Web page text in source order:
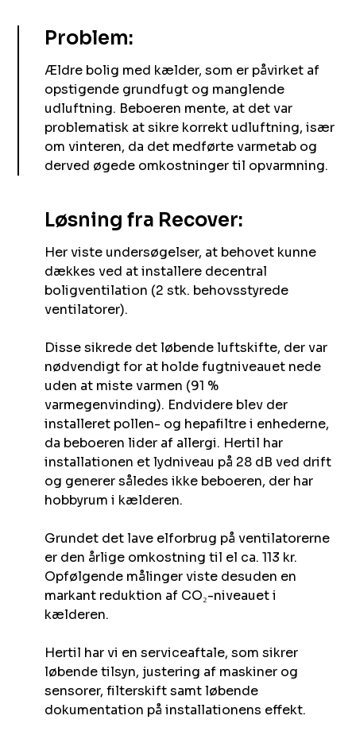
Problem:‌ ‍ ​‍​‍‌‍ ‌ ​‍‌‍‍‌‌‍‌ ‌‍‍‌‌‍ ‍​‍​‍​ ‍‍​‍​‍‌ ​ ‌‍​‌‌‍ ‍‌‍‍‌‌ ‌​‌ ‍‌​‍ ‍‌‍‍‌‌‍ ​‍​‍​‍ ​​‍​‍‌‍‍​‌ ​‍‌‍‌‌‌‍‌‍​‍​‍​ ‍‍​‍​‍​‍ ‌ ​ ‌ ‌​‌ ‌‌‌‍‌​‌‍‍‌‌‍ ​‍ ‌‍‍‌‌‍ ‍‌ ‌​‌‍‌‌‌‍ ‍‌ ‌​​‍ ‌‍‌‌‌‍‌​‌‍‍‌‌ ‌​​‍ ‌‍ ‌‌‍ ‌‍‌​‌‍‌‌​ ‌‌ ​​‌ ​‍‌‍‌‌‌ ​ ‌‍‌‌‌‍ ‍‌ ‌​‌‍​‌‌ ‌​‌‍‍‌‌‍ ‌‍ ‍​ ‍ ‌‍‍‌‌‍‌​​ ‌​ ‍‌​ ​‍‌‍​‍​ ​ ‌‍‌‌​ ‌ ​ ‌​​ ​‍​‍ ‌​ ​‍​ ​‌​ ​‌​ ‌ ​‍ ‌​ ‌​​ ‌‌​ ‌‌‌‍‌​​‍ ‌​ ‍​​ ‍​​ ‌‍‌‍​‌​‍ ‌‌‍‌‍‌‍‌​​ ​‌​ ‌‍​ ​ ​ ‍‌​ ‌‌‌‍​ ​ ‍‌‌‍‌‍​ ​​​ ‌‍​ ‍ ‌ ‌​‌ ‍‌‌ ​​‌‍‌‌​ ‌‌ ​ ‌‍‍‌‌ ‌​‌‍‌‌‌‌​​‌‍​‌‌‍‌ ‌‍‌‌​ ‍ ‌ ​​‌‍​‌‌ ‌​‌‍‍​​ ‌‌ ​​‌‍​‌‌‍‌ ‌‍‌‌‌​​‍‌ ‌‌‌‍‍‌‌‍ ​‌‍‌​‌‍‌‌‌ ​‍​‍‌‌​ ‌‌‌​​‍‌‌ ‌‍‍ ‌‍‌‌‌ ‍‌​‍‌‌​ ​ ‌​‌​​‍‌‌​ ​ ‌​‌​​‍‌‌​ ​‍​ ​‍​ ‌‍​ ‍​​ ‌‌​ ​ ​ ​‍​ ‌​​ ​ ‌‍​‌‌‍‌​​ ​​‌‍‌​​ ​​​‍‌‌​ ​‍​ ​‍​‍‌‌​ ‌‌‌​‌​​‍ ‍‌‍​ ‌‍ ‌‍ ‍‌ ‌​‌‍‌‌‌‍ ‍‌ ‌​​‍‌‌​ ‌‌‌​​‍‌‌ ‌‍‍ ‌‍‌‌‌ ‍‌​‍‌‌​ ​ ‌​‌​​‍‌‌​ ​ ‌​‌​​‍‌‌​ ​‍​ ​‍​ ‍‌​ ‌​​ ‌‌​ ‍‌‌‍‌​​ ​ ‌‍‌​​ ‌ ‌‍​‌​ ‌‍‌‍​‌​ ​​​‍‌‌​ ​‍​ ​‍​‍‌‌​ ‌‌‌​‌​​‍ ‍‌‍​ ‌‍‍​‌‍‍‌‌‍ ​‌‍‌​‌ ​‍‌‍‌‌‌‍ ‍​‍‌‌​ ‌‌‌​​‍‌‌ ‌‍‍ ‌‍‌‌‌ ‍‌​‍‌‌​ ​ ‌​‌​​‍‌‌​ ​ ‌​‌​​‍‌‌​ ​‍​ ​‍‌‍​ ​ ​‍​ ‍​‌‍‌‍​ ‌‌​ ​‍​ ‌​​ ‍​​ ‌‍‌‍‌​​ ‌‌​ ‍‌​‍‌‌​ ​‍​ ​‍​‍‌‌​ ‌‌‌​‌​​‍ ‍‌ ‌​‌‍‌‌‌ ‍​‌ ‌​​ ‌‍​‍‌‍​‌‌ ​ ‌‍‌‌‌‌‌‌‌ ​‍‌‍ ​​ ‌​‍‌‌​ ​‍‌​‌‍‌ ​ ‌ ‌​‌ ‌‌‌‍‌​‌‍‍‌‌‍ ​‍‌‍‌‍‍‌‌‍‌​​ ‌​ ‍‌​ ​‍‌‍​‍​ ​ ‌‍‌‌​ ‌ ​ ‌​​ ​‍​‍ ‌​ ​‍​ ​‌​ ​‌​ ‌ ​‍ ‌​ ‌​​ ‌‌​ ‌‌‌‍‌​​‍ ‌​ ‍​​ ‍​​ ‌‍‌‍​‌​‍ ‌‌‍‌‍‌‍‌​​ ​‌​ ‌‍​ ​ ​ ‍‌​ ‌‌‌‍​ ​ ‍‌‌‍‌‍​ ​​​ ‌‍​‍‌‍‌ ‌​‌ ‍‌‌ ​​‌‍‌‌​ ‌‌ ​ ‌‍‍‌‌ ‌​‌‍‌‌‌‌​​‌‍​‌‌‍‌ ‌‍‌‌​‍‌‍‌ ​​‌‍​‌‌ ‌​‌‍‍​​ ‌‌ ​​‌‍​‌‌‍‌ ‌‍‌‌‌​​‍‌ ‌‌‌‍‍‌‌‍ ​‌‍‌​‌‍‌‌‌ ​‍​‍‌‌​ ‌‌‌​​‍‌‌ ‌‍‍ ‌‍‌‌‌ ‍‌​‍‌‌​ ​ ‌​‌​​‍‌‌​ ​ ‌​‌​​‍‌‌​ ​‍​ ​‍​ ‌‍​ ‍​​ ‌‌​ ​ ​ ​‍​ ‌​​ ​ ‌‍​‌‌‍‌​​ ​​‌‍‌​​ ​​​‍‌‌​ ​‍​ ​‍​‍‌‌​ ‌‌‌​‌​​‍ ‍‌‍​ ‌‍ ‌‍ ‍‌ ‌​‌‍‌‌‌‍ ‍‌ ‌​​‍‌‌​ ‌‌‌​​‍‌‌ ‌‍‍ ‌‍‌‌‌ ‍‌​‍‌‌​ ​ ‌​‌​​‍‌‌​ ​ ‌​‌​​‍‌‌​ ​‍​ ​‍​ ‍‌​ ‌​​ ‌‌​ ‍‌‌‍‌​​ ​ ‌‍‌​​ ‌ ‌‍​‌​ ‌‍‌‍​‌​ ​​​‍‌‌​ ​‍​ ​‍​‍‌‌​ ‌‌‌​‌​​‍ ‍‌‍​ ‌‍‍​‌‍‍‌‌‍ ​‌‍‌​‌ ​‍‌‍‌‌‌‍ ‍​‍‌‌​ ‌‌‌​​‍‌‌ ‌‍‍ ‌‍‌‌‌ ‍‌​‍‌‌​ ​ ‌​‌​​‍‌‌​ ​ ‌​‌​​‍‌‌​ ​‍​ ​‍‌‍​ ​ ​‍​ ‍​‌‍‌‍​ ‌‌​ ​‍​ ‌​​ ‍​​ ‌‍‌‍‌​​ ‌‌​ ‍‌​‍‌‌​ ​‍​ ​‍​‍‌‌​ ‌‌‌​‌​​‍ ‍‌ ‌​‌‍‌‌‌ ‍​‌ ‌​​‍‌‍‌ ​​‌‍‌‌‌ ​‍‌ ​ ‌ ​​‌‍‌‌‌‍​ ‌ ‌​‌‍‍‌‌ ‌‍‌‍‌‌​ ‌‌ ​​‌ ‌‌‌‍​‍‌‍ ​‌‍‍‌‌ ​ ‌‍‍​‌‍‌‌‌‍‌​​‍​‍‌ ‌ ‍ ​‍​‍‌‍ ‌ ​‍‌‍‍‌‌‍‌ ‌‍‍‌‌‍ ‍​‍​‍​ ‍‍​‍​‍‌ ​ ‌‍​‌‌‍ ‍‌‍‍‌‌ ‌​‌ ‍‌​‍ ‍‌‍‍‌‌‍ ​‍​‍​‍ ​​‍​‍‌‍‍​‌ ​‍‌‍‌‌‌‍‌‍​‍​‍​ ‍‍​‍​‍​‍ ‌ ​ ‌ ‌​‌ ‌‌‌‍‌​‌‍‍‌‌‍ ​‍ ‌‍‍‌‌‍ ‍‌ ‌​‌‍‌‌‌‍ ‍‌ ‌​​‍ ‌‍‌‌‌‍‌​‌‍‍‌‌ ‌​​‍ ‌‍ ‌‌‍ ‌‍‌​‌‍‌‌​ ‌‌ ​​‌ ​‍‌‍‌‌‌ ​ ‌‍‌‌‌‍ ‍‌ ‌​‌‍​‌‌ ‌​‌‍‍‌‌‍ ‌‍ ‍​ ‍ ‌‍‍‌‌‍‌​​ ‌​ ‍‌​ ​‍‌‍​‍​ ​ ‌‍‌‌​ ‌ ​ ‌​​ ​‍​‍ ‌​ ​‍​ ​‌​ ​‌​ ‌ ​‍ ‌​ ‌​​ ‌‌​ ‌‌‌‍‌​​‍ ‌​ ‍​​ ‍​​ ‌‍‌‍​‌​‍ ‌‌‍‌‍‌‍‌​​ ​‌​ ‌‍​ ​ ​ ‍‌​ ‌‌‌‍​ ​ ‍‌‌‍‌‍​ ​​​ ‌‍​ ‍ ‌ ‌​‌ ‍‌‌ ​​‌‍‌‌​ ‌‌ ​ ‌‍‍‌‌ ‌​‌‍‌‌‌‌​​‌‍​‌‌‍‌ ‌‍‌‌​ ‍ ‌ ​​‌‍​‌‌ ‌​‌‍‍​​ ‌‌ ​​‌‍​‌‌‍‌ ‌‍‌‌‌​​‍‌ ‌‌‌‍‍‌‌‍ ​‌‍‌​‌‍‌‌‌ ​‍​‍‌‌​ ‌‌‌​​‍‌‌ ‌‍‍ ‌‍‌‌‌ ‍‌​‍‌‌​ ​ ‌​‌​​‍‌‌​ ​ ‌​‌​​‍‌‌​ ​‍​ ​‍​ ‌‍​ ‍​​ ‌‌​ ​ ​ ​‍​ ‌​​ ​ ‌‍​‌‌‍‌​​ ​​‌‍‌​​ ​​​‍‌‌​ ​‍​ ​‍​‍‌‌​ ‌‌‌​‌​​‍ ‍‌‍​ ‌‍ ‌‍ ‍‌ ‌​‌‍‌‌‌‍ ‍‌ ‌​​‍‌‌​ ‌‌‌​​‍‌‌ ‌‍‍ ‌‍‌‌‌ ‍‌​‍‌‌​ ​ ‌​‌​​‍‌‌​ ​ ‌​‌​​‍‌‌​ ​‍​ ​‍​ ‍‌​ ‌​​ ‌‌​ ‍‌‌‍‌​​ ​ ‌‍‌​​ ‌ ‌‍​‌​ ‌‍‌‍​‌​ ​​​‍‌‌​ ​‍​ ​‍​‍‌‌​ ‌‌‌​‌​​‍ ‍‌‍​ ‌‍‍​‌‍‍‌‌‍ ​‌‍‌​‌ ​‍‌‍‌‌‌‍ ‍​‍‌‌​ ‌‌‌​​‍‌‌ ‌‍‍ ‌‍‌‌‌ ‍‌​‍‌‌​ ​ ‌​‌​​‍‌‌​ ​ ‌​‌​​‍‌‌​ ​‍​ ​‍‌‍​ ​ ​‍​ ‍​‌‍‌‍​ ‌‌​ ​‍​ ‌​​ ‍​​ ‌‍‌‍‌​​ ‌‌​ ‍‌​‍‌‌​ ​‍​ ​‍​‍‌‌​ ‌‌‌​‌​​‍ ‍‌ ‌​‌‍‌‌‌ ‍​‌ ‌​​ ‌‍​‍‌‍​‌‌ ​ ‌‍‌‌‌‌‌‌‌ ​‍‌‍ ​​ ‌​‍‌‌​ ​‍‌​‌‍‌ ​ ‌ ‌​‌ ‌‌‌‍‌​‌‍‍‌‌‍ ​‍‌‍‌‍‍‌‌‍‌​​ ‌​ ‍‌​ ​‍‌‍​‍​ ​ ‌‍‌‌​ ‌ ​ ‌​​ ​‍​‍ ‌​ ​‍​ ​‌​ ​‌​ ‌ ​‍ ‌​ ‌​​ ‌‌​ ‌‌‌‍‌​​‍ ‌​ ‍​​ ‍​​ ‌‍‌‍​‌​‍ ‌‌‍‌‍‌‍‌​​ ​‌​ ‌‍​ ​ ​ ‍‌​ ‌‌‌‍​ ​ ‍‌‌‍‌‍​ ​​​ ‌‍​‍‌‍‌ ‌​‌ ‍‌‌ ​​‌‍‌‌​ ‌‌ ​ ‌‍‍‌‌ ‌​‌‍‌‌‌‌​​‌‍​‌‌‍‌ ‌‍‌‌​‍‌‍‌ ​​‌‍​‌‌ ‌​‌‍‍​​ ‌‌ ​​‌‍​‌‌‍‌ ‌‍‌‌‌​​‍‌ ‌‌‌‍‍‌‌‍ ​‌‍‌​‌‍‌‌‌ ​‍​‍‌‌​ ‌‌‌​​‍‌‌ ‌‍‍ ‌‍‌‌‌ ‍‌​‍‌‌​ ​ ‌​‌​​‍‌‌​ ​ ‌​‌​​‍‌‌​ ​‍​ ​‍​ ‌‍​ ‍​​ ‌‌​ ​ ​ ​‍​ ‌​​ ​ ‌‍​‌‌‍‌​​ ​​‌‍‌​​ ​​​‍‌‌​ ​‍​ ​‍​‍‌‌​ ‌‌‌​‌​​‍ ‍‌‍​ ‌‍ ‌‍ ‍‌ ‌​‌‍‌‌‌‍ ‍‌ ‌​​‍‌‌​ ‌‌‌​​‍‌‌ ‌‍‍ ‌‍‌‌‌ ‍‌​‍‌‌​ ​ ‌​‌​​‍‌‌​ ​ ‌​‌​​‍‌‌​ ​‍​ ​‍​ ‍‌​ ‌​​ ‌‌​ ‍‌‌‍‌​​ ​ ‌‍‌​​ ‌ ‌‍​‌​ ‌‍‌‍​‌​ ​​​‍‌‌​ ​‍​ ​‍​‍‌‌​ ‌‌‌​‌​​‍ ‍‌‍​ ‌‍‍​‌‍‍‌‌‍ ​‌‍‌​‌ ​‍‌‍‌‌‌‍ ‍​‍‌‌​ ‌‌‌​​‍‌‌ ‌‍‍ ‌‍‌‌‌ ‍‌​‍‌‌​ ​ ‌​‌​​‍‌‌​ ​ ‌​‌​​‍‌‌​ ​‍​ ​‍‌‍​ ​ ​‍​ ‍​‌‍‌‍​ ‌‌​ ​‍​ ‌​​ ‍​​ ‌‍‌‍‌​​ ‌‌​ ‍‌​‍‌‌​ ​‍​ ​‍​‍‌‌​ ‌‌‌​‌​​‍ ‍‌ ‌​‌‍‌‌‌ ‍​‌ ‌​​‍‌‍‌ ​​‌‍‌‌‌ ​‍‌ ​ ‌ ​​‌‍‌‌‌‍​ ‌ ‌​‌‍‍‌‌ ‌‍‌‍‌‌​ ‌‌ ​​‌ ‌‌‌‍​‍‌‍ ​‌‍‍‌‌ ​ ‌‍‍​‌‍‌‌‌‍‌​​‍​‍‌ ‌
Ældre bolig med kælder, som er påvirket af
opstigende grundfugt og manglende
udluftning. Beboeren mente, at det var
problematisk at sikre korrekt udluftning, især
om vinteren, da det medførte varmetab og
derved øgede omkostninger til opvarmning.‌ ‍ ​‍​‍‌‍ ‌ ​‍‌‍‍‌‌‍‌ ‌‍‍‌‌‍ ‍​‍​‍​ ‍‍​‍​‍‌ ​ ‌‍​‌‌‍ ‍‌‍‍‌‌ ‌​‌ ‍‌​‍ ‍‌‍‍‌‌‍ ​‍​‍​‍ ​​‍​‍‌‍‍​‌ ​‍‌‍‌‌‌‍‌‍​‍​‍​ ‍‍​‍​‍​‍ ‌ ​ ‌ ‌​‌ ‌‌‌‍‌​‌‍‍‌‌‍ ​‍ ‌‍‍‌‌‍ ‍‌ ‌​‌‍‌‌‌‍ ‍‌ ‌​​‍ ‌‍‌‌‌‍‌​‌‍‍‌‌ ‌​​‍ ‌‍ ‌‌‍ ‌‍‌​‌‍‌‌​ ‌‌ ​​‌ ​‍‌‍‌‌‌ ​ ‌‍‌‌‌‍ ‍‌ ‌​‌‍​‌‌ ‌​‌‍‍‌‌‍ ‌‍ ‍​ ‍ ‌‍‍‌‌‍‌​​ ‌​ ‍‌​ ​‍‌‍​‍​ ​ ‌‍‌‌​ ‌ ​ ‌​​ ​‍​‍ ‌​ ​‍​ ​‌​ ​‌​ ‌ ​‍ ‌​ ‌​​ ‌‌​ ‌‌‌‍‌​​‍ ‌​ ‍​​ ‍​​ ‌‍‌‍​‌​‍ ‌‌‍‌‍‌‍‌​​ ​‌​ ‌‍​ ​ ​ ‍‌​ ‌‌‌‍​ ​ ‍‌‌‍‌‍​ ​​​ ‌‍​ ‍ ‌ ‌​‌ ‍‌‌ ​​‌‍‌‌​ ‌‌ ​ ‌‍‍‌‌ ‌​‌‍‌‌‌‌​​‌‍​‌‌‍‌ ‌‍‌‌​ ‍ ‌ ​​‌‍​‌‌ ‌​‌‍‍​​ ‌‌ ​​‌‍​‌‌‍‌ ‌‍‌‌‌​​‍‌ ‌‌‌‍‍‌‌‍ ​‌‍‌​‌‍‌‌‌ ​‍​‍‌‌​ ‌‌‌​​‍‌‌ ‌‍‍ ‌‍‌‌‌ ‍‌​‍‌‌​ ​ ‌​‌​​‍‌‌​ ​ ‌​‌​​‍‌‌​ ​‍​ ​‍​ ‌‍​ ‍​​ ‌‌​ ​ ​ ​‍​ ‌​​ ​ ‌‍​‌‌‍‌​​ ​​‌‍‌​​ ​​​‍‌‌​ ​‍​ ​‍​‍‌‌​ ‌‌‌​‌​​‍ ‍‌‍​ ‌‍ ‌‍ ‍‌ ‌​‌‍‌‌‌‍ ‍‌ ‌​​‍‌‌​ ‌‌‌​​‍‌‌ ‌‍‍ ‌‍‌‌‌ ‍‌​‍‌‌​ ​ ‌​‌​​‍‌‌​ ​ ‌​‌​​‍‌‌​ ​‍​ ​‍​ ‌​​ ‌ ‌‍​‍​ ‌​​ ‌‍​ ‍‌​ ‌‍‌‍​‌​ ​​‌‍‌​​ ‌ ​ ​‌​‍‌‌​ ​‍​ ​‍​‍‌‌​ ‌‌‌​‌​​‍ ‍‌‍​ ‌‍‍​‌‍‍‌‌‍ ​‌‍‌​‌ ​‍‌‍‌‌‌‍ ‍​‍‌‌​ ‌‌‌​​‍‌‌ ‌‍‍ ‌‍‌‌‌ ‍‌​‍‌‌​ ​ ‌​‌​​‍‌‌​ ​ ‌​‌​​‍‌‌​ ​‍​ ​‍‌‍‌‍‌‍‌​​ ‌​​ ‌‌‌‍​‍​ ​‍‌‍‌​‌‍​‍‌‍​ ​ ‍​​ ‌‍‌‍‌‍​‍‌‌​ ​‍​ ​‍​‍‌‌​ ‌‌‌​‌​​‍ ‍‌ ‌​‌‍‌‌‌ ‍​‌ ‌​​ ‌‍​‍‌‍​‌‌ ​ ‌‍‌‌‌‌‌‌‌ ​‍‌‍ ​​ ‌​‍‌‌​ ​‍‌​‌‍‌ ​ ‌ ‌​‌ ‌‌‌‍‌​‌‍‍‌‌‍ ​‍‌‍‌‍‍‌‌‍‌​​ ‌​ ‍‌​ ​‍‌‍​‍​ ​ ‌‍‌‌​ ‌ ​ ‌​​ ​‍​‍ ‌​ ​‍​ ​‌​ ​‌​ ‌ ​‍ ‌​ ‌​​ ‌‌​ ‌‌‌‍‌​​‍ ‌​ ‍​​ ‍​​ ‌‍‌‍​‌​‍ ‌‌‍‌‍‌‍‌​​ ​‌​ ‌‍​ ​ ​ ‍‌​ ‌‌‌‍​ ​ ‍‌‌‍‌‍​ ​​​ ‌‍​‍‌‍‌ ‌​‌ ‍‌‌ ​​‌‍‌‌​ ‌‌ ​ ‌‍‍‌‌ ‌​‌‍‌‌‌‌​​‌‍​‌‌‍‌ ‌‍‌‌​‍‌‍‌ ​​‌‍​‌‌ ‌​‌‍‍​​ ‌‌ ​​‌‍​‌‌‍‌ ‌‍‌‌‌​​‍‌ ‌‌‌‍‍‌‌‍ ​‌‍‌​‌‍‌‌‌ ​‍​‍‌‌​ ‌‌‌​​‍‌‌ ‌‍‍ ‌‍‌‌‌ ‍‌​‍‌‌​ ​ ‌​‌​​‍‌‌​ ​ ‌​‌​​‍‌‌​ ​‍​ ​‍​ ‌‍​ ‍​​ ‌‌​ ​ ​ ​‍​ ‌​​ ​ ‌‍​‌‌‍‌​​ ​​‌‍‌​​ ​​​‍‌‌​ ​‍​ ​‍​‍‌‌​ ‌‌‌​‌​​‍ ‍‌‍​ ‌‍ ‌‍ ‍‌ ‌​‌‍‌‌‌‍ ‍‌ ‌​​‍‌‌​ ‌‌‌​​‍‌‌ ‌‍‍ ‌‍‌‌‌ ‍‌​‍‌‌​ ​ ‌​‌​​‍‌‌​ ​ ‌​‌​​‍‌‌​ ​‍​ ​‍​ ‌​​ ‌ ‌‍​‍​ ‌​​ ‌‍​ ‍‌​ ‌‍‌‍​‌​ ​​‌‍‌​​ ‌ ​ ​‌​‍‌‌​ ​‍​ ​‍​‍‌‌​ ‌‌‌​‌​​‍ ‍‌‍​ ‌‍‍​‌‍‍‌‌‍ ​‌‍‌​‌ ​‍‌‍‌‌‌‍ ‍​‍‌‌​ ‌‌‌​​‍‌‌ ‌‍‍ ‌‍‌‌‌ ‍‌​‍‌‌​ ​ ‌​‌​​‍‌‌​ ​ ‌​‌​​‍‌‌​ ​‍​ ​‍‌‍‌‍‌‍‌​​ ‌​​ ‌‌‌‍​‍​ ​‍‌‍‌​‌‍​‍‌‍​ ​ ‍​​ ‌‍‌‍‌‍​‍‌‌​ ​‍​ ​‍​‍‌‌​ ‌‌‌​‌​​‍ ‍‌ ‌​‌‍‌‌‌ ‍​‌ ‌​​‍‌‍‌ ​​‌‍‌‌‌ ​‍‌ ​ ‌ ​​‌‍‌‌‌‍​ ‌ ‌​‌‍‍‌‌ ‌‍‌‍‌‌​ ‌‌ ​​‌ ‌‌‌‍​‍‌‍ ​‌‍‍‌‌ ​ ‌‍‍​‌‍‌‌‌‍‌​​‍​‍‌ ‌
Løsning fra Recover:​​​​‌ ‍ ​‍​‍‌‍ ‌ ​‍‌‍‍‌‌‍‌ ‌‍‍‌‌‍ ‍​‍​‍​ ‍‍​‍​‍‌ ​ ‌‍​‌‌‍ ‍‌‍‍‌‌ ‌​‌ ‍‌​‍ ‍‌‍‍‌‌‍ ​‍​‍​‍ ​​‍​‍‌‍‍​‌ ​‍‌‍‌‌‌‍‌‍​‍​‍​ ‍‍​‍​‍​‍ ‌ ​ ‌ ‌​‌ ‌‌‌‍‌​‌‍‍‌‌‍ ​‍ ‌‍‍‌‌‍ ‍‌ ‌​‌‍‌‌‌‍ ‍‌ ‌​​‍ ‌‍‌‌‌‍‌​‌‍‍‌‌ ‌​​‍ ‌‍ ‌‌‍ ‌‍‌​‌‍‌‌​ ‌‌ ​​‌ ​‍‌‍‌‌‌ ​ ‌‍‌‌‌‍ ‍‌ ‌​‌‍​‌‌ ‌​‌‍‍‌‌‍ ‌‍ ‍​ ‍ ‌‍‍‌‌‍‌​​ ‌​ ‍‌​ ​‍‌‍​‍​ ​ ‌‍‌‌​ ‌ ​ ‌​​ ​‍​‍ ‌​ ​‍​ ​‌​ ​‌​ ‌ ​‍ ‌​ ‌​​ ‌‌​ ‌‌‌‍‌​​‍ ‌​ ‍​​ ‍​​ ‌‍‌‍​‌​‍ ‌‌‍‌‍‌‍‌​​ ​‌​ ‌‍​ ​ ​ ‍‌​ ‌‌‌‍​ ​ ‍‌‌‍‌‍​ ​​​ ‌‍​ ‍ ‌ ‌​‌ ‍‌‌ ​​‌‍‌‌​ ‌‌ ​ ‌‍‍‌‌ ‌​‌‍‌‌‌‌​​‌‍​‌‌‍‌ ‌‍‌‌​ ‍ ‌ ​​‌‍​‌‌ ‌​‌‍‍​​ ‌‌ ​​‌‍​‌‌‍‌ ‌‍‌‌‌​​‍‌ ‌‌‌‍‍‌‌‍ ​‌‍‌​‌‍‌‌‌ ​‍​‍‌‌​ ‌‌‌​​‍‌‌ ‌‍‍ ‌‍‌‌‌ ‍‌​‍‌‌​ ​ ‌​‌​​‍‌‌​ ​ ‌​‌​​‍‌‌​ ​‍​ ​‍​ ‌‍​ ‍​​ ‌‌​ ​ ​ ​‍​ ‌​​ ​ ‌‍​‌‌‍‌​​ ​​‌‍‌​​ ​​​‍‌‌​ ​‍​ ​‍​‍‌‌​ ‌‌‌​‌​​‍ ‍‌‍​ ‌‍ ‌‍ ‍‌ ‌​‌‍‌‌‌‍ ‍‌ ‌​​‍‌‌​ ‌‌‌​​‍‌‌ ‌‍‍ ‌‍‌‌‌ ‍‌​‍‌‌​ ​ ‌​‌​​‍‌‌​ ​ ‌​‌​​‍‌‌​ ​‍​ ​‍​ ‌ ‌‍​‍​ ​ ‌‍​‍‌‍​‌​ ‍​​ ​‍​ ​‌​ ‌‍​ ​‍​ ‌​​ ‌ ​‍‌‌​ ​‍​ ​‍​‍‌‌​ ‌‌‌​‌​​‍ ‍‌‍​ ‌‍‍​‌‍‍‌‌‍ ​‌‍‌​‌ ​‍‌‍‌‌‌‍ ‍​‍‌‌​ ‌‌‌​​‍‌‌ ‌‍‍ ‌‍‌‌‌ ‍‌​‍‌‌​ ​ ‌​‌​​‍‌‌​ ​ ‌​‌​​‍‌‌​ ​‍​ ​‍​ ‍​​ ‌ ‌‍​‌​ ‍‌‌‍​ ‌‍‌​​ ​‍‌‍​‍‌‍‌​​ ‌‌‌‍​‌‌‍​ ​‍‌‌​ ​‍​ ​‍​‍‌‌​ ‌‌‌​‌​​‍ ‍‌ ‌​‌‍‌‌‌ ‍​‌ ‌​​ ‌‍​‍‌‍​‌‌ ​ ‌‍‌‌‌‌‌‌‌ ​‍‌‍ ​​ ‌​‍‌‌​ ​‍‌​‌‍‌ ​ ‌ ‌​‌ ‌‌‌‍‌​‌‍‍‌‌‍ ​‍‌‍‌‍‍‌‌‍‌​​ ‌​ ‍‌​ ​‍‌‍​‍​ ​ ‌‍‌‌​ ‌ ​ ‌​​ ​‍​‍ ‌​ ​‍​ ​‌​ ​‌​ ‌ ​‍ ‌​ ‌​​ ‌‌​ ‌‌‌‍‌​​‍ ‌​ ‍​​ ‍​​ ‌‍‌‍​‌​‍ ‌‌‍‌‍‌‍‌​​ ​‌​ ‌‍​ ​ ​ ‍‌​ ‌‌‌‍​ ​ ‍‌‌‍‌‍​ ​​​ ‌‍​‍‌‍‌ ‌​‌ ‍‌‌ ​​‌‍‌‌​ ‌‌ ​ ‌‍‍‌‌ ‌​‌‍‌‌‌‌​​‌‍​‌‌‍‌ ‌‍‌‌​‍‌‍‌ ​​‌‍​‌‌ ‌​‌‍‍​​ ‌‌ ​​‌‍​‌‌‍‌ ‌‍‌‌‌​​‍‌ ‌‌‌‍‍‌‌‍ ​‌‍‌​‌‍‌‌‌ ​‍​‍‌‌​ ‌‌‌​​‍‌‌ ‌‍‍ ‌‍‌‌‌ ‍‌​‍‌‌​ ​ ‌​‌​​‍‌‌​ ​ ‌​‌​​‍‌‌​ ​‍​ ​‍​ ‌‍​ ‍​​ ‌‌​ ​ ​ ​‍​ ‌​​ ​ ‌‍​‌‌‍‌​​ ​​‌‍‌​​ ​​​‍‌‌​ ​‍​ ​‍​‍‌‌​ ‌‌‌​‌​​‍ ‍‌‍​ ‌‍ ‌‍ ‍‌ ‌​‌‍‌‌‌‍ ‍‌ ‌​​‍‌‌​ ‌‌‌​​‍‌‌ ‌‍‍ ‌‍‌‌‌ ‍‌​‍‌‌​ ​ ‌​‌​​‍‌‌​ ​ ‌​‌​​‍‌‌​ ​‍​ ​‍​ ‌ ‌‍​‍​ ​ ‌‍​‍‌‍​‌​ ‍​​ ​‍​ ​‌​ ‌‍​ ​‍​ ‌​​ ‌ ​‍‌‌​ ​‍​ ​‍​‍‌‌​ ‌‌‌​‌​​‍ ‍‌‍​ ‌‍‍​‌‍‍‌‌‍ ​‌‍‌​‌ ​‍‌‍‌‌‌‍ ‍​‍‌‌​ ‌‌‌​​‍‌‌ ‌‍‍ ‌‍‌‌‌ ‍‌​‍‌‌​ ​ ‌​‌​​‍‌‌​ ​ ‌​‌​​‍‌‌​ ​‍​ ​‍​ ‍​​ ‌ ‌‍​‌​ ‍‌‌‍​ ‌‍‌​​ ​‍‌‍​‍‌‍‌​​ ‌‌‌‍​‌‌‍​ ​‍‌‌​ ​‍​ ​‍​‍‌‌​ ‌‌‌​‌​​‍ ‍‌ ‌​‌‍‌‌‌ ‍​‌ ‌​​‍‌‍‌ ​​‌‍‌‌‌ ​‍‌ ​ ‌ ​​‌‍‌‌‌‍​ ‌ ‌​‌‍‍‌‌ ‌‍‌‍‌‌​ ‌‌ ​​‌ ‌‌‌‍​‍‌‍ ​‌‍‍‌‌ ​ ‌‍‍​‌‍‌‌‌‍‌​​‍​‍‌ ‌
Her viste undersøgelser, at behovet kunne
dækkes ved at installere decentral
boligventilation (2 stk. behovsstyrede
ventilatorer).
Disse sikrede det løbende luftskifte, der var
nødvendigt for at holde fugtniveauet nede
uden at miste varmen (91 %
varmegenvinding). Endvidere blev der
installeret pollen- og hepafiltre i enhederne,
da beboeren lider af allergi. Hertil har
installationen et lydniveau på 28 dB ved drift
og generer således ikke beboeren, der har
hobbyrum i kælderen.
Grundet det lave elforbrug på ventilatorerne
er den årlige omkostning til el ca. 113 kr.
Opfølgende målinger viste desuden en
markant reduktion af CO₂-niveauet i
kælderen.
Hertil har vi en serviceaftale, som sikrer
løbende tilsyn, justering af maskiner og
sensorer, filterskift samt løbende
dokumentation på installationens effekt.​‍​‍‌‍ ‌ ​‍‌‍‍‌‌‍‌ ‌‍‍‌‌‍ ‍​‍​‍​ ‍‍​‍​‍‌ ​ ‌‍​‌‌‍ ‍‌‍‍‌‌ ‌​‌ ‍‌​‍ ‍‌‍‍‌‌‍ ​‍​‍​‍ ​​‍​‍‌‍‍​‌ ​‍‌‍‌‌‌‍‌‍​‍​‍​ ‍‍​‍​‍​‍ ‌ ​ ‌ ‌​‌ ‌‌‌‍‌​‌‍‍‌‌‍ ​‍ ‌‍‍‌‌‍ ‍‌ ‌​‌‍‌‌‌‍ ‍‌ ‌​​‍ ‌‍‌‌‌‍‌​‌‍‍‌‌ ‌​​‍ ‌‍ ‌‌‍ ‌‍‌​‌‍‌‌​ ‌‌ ​​‌ ​‍‌‍‌‌‌ ​ ‌‍‌‌‌‍ ‍‌ ‌​‌‍​‌‌ ‌​‌‍‍‌‌‍ ‌‍ ‍​ ‍ ‌‍‍‌‌‍‌​​ ‌​ ‍‌​ ​‍‌‍​‍​ ​ ‌‍‌‌​ ‌ ​ ‌​​ ​‍​‍ ‌​ ​‍​ ​‌​ ​‌​ ‌ ​‍ ‌​ ‌​​ ‌‌​ ‌‌‌‍‌​​‍ ‌​ ‍​​ ‍​​ ‌‍‌‍​‌​‍ ‌‌‍‌‍‌‍‌​​ ​‌​ ‌‍​ ​ ​ ‍‌​ ‌‌‌‍​ ​ ‍‌‌‍‌‍​ ​​​ ‌‍​ ‍ ‌ ‌​‌ ‍‌‌ ​​‌‍‌‌​ ‌‌ ​ ‌‍‍‌‌ ‌​‌‍‌‌‌‌​​‌‍​‌‌‍‌ ‌‍‌‌​ ‍ ‌ ​​‌‍​‌‌ ‌​‌‍‍​​ ‌‌ ​​‌‍​‌‌‍‌ ‌‍‌‌‌​​‍‌ ‌‌‌‍‍‌‌‍ ​‌‍‌​‌‍‌‌‌ ​‍​‍‌‌​ ‌‌‌​​‍‌‌ ‌‍‍ ‌‍‌‌‌ ‍‌​‍‌‌​ ​ ‌​‌​​‍‌‌​ ​ ‌​‌​​‍‌‌​ ​‍​ ​‍​ ‌‍​ ‍​​ ‌‌​ ​ ​ ​‍​ ‌​​ ​ ‌‍​‌‌‍‌​​ ​​‌‍‌​​ ​​​‍‌‌​ ​‍​ ​‍​‍‌‌​ ‌‌‌​‌​​‍ ‍‌‍​ ‌‍ ‌‍ ‍‌ ‌​‌‍‌‌‌‍ ‍‌ ‌​​‍‌‌​ ‌‌‌​​‍‌‌ ‌‍‍ ‌‍‌‌‌ ‍‌​‍‌‌​ ​ ‌​‌​​‍‌‌​ ​ ‌​‌​​‍‌‌​ ​‍​ ​‍​ ​‍‌‍‌​​ ​​​ ‍​‌‍​‍​ ‌​​ ​‌​ ​‍‌‍‌‍​ ​ ​ ‍​‌‍​‌​‍‌‌​ ​‍​ ​‍​‍‌‌​ ‌‌‌​‌​​‍ ‍‌‍​ ‌‍‍​‌‍‍‌‌‍ ​‌‍‌​‌ ​‍‌‍‌‌‌‍ ‍​‍‌‌​ ‌‌‌​​‍‌‌ ‌‍‍ ‌‍‌‌‌ ‍‌​‍‌‌​ ​ ‌​‌​​‍‌‌​ ​ ‌​‌​​‍‌‌​ ​‍​ ​‍​ ‌ ​ ‌ ​ ‍‌​ ‌​​ ​‌​ ​ ​ ‍‌​ ‌ ‌‍​‌‌‍‌‌​ ​​‌‍‌‌​‍‌‌​ ​‍​ ​‍​‍‌‌​ ‌‌‌​‌​​‍ ‍‌ ‌​‌‍‌‌‌ ‍​‌ ‌​​ ‌‍​‍‌‍​‌‌ ​ ‌‍‌‌‌‌‌‌‌ ​‍‌‍ ​​ ‌​‍‌‌​ ​‍‌​‌‍‌ ​ ‌ ‌​‌ ‌‌‌‍‌​‌‍‍‌‌‍ ​‍‌‍‌‍‍‌‌‍‌​​ ‌​ ‍‌​ ​‍‌‍​‍​ ​ ‌‍‌‌​ ‌ ​ ‌​​ ​‍​‍ ‌​ ​‍​ ​‌​ ​‌​ ‌ ​‍ ‌​ ‌​​ ‌‌​ ‌‌‌‍‌​​‍ ‌​ ‍​​ ‍​​ ‌‍‌‍​‌​‍ ‌‌‍‌‍‌‍‌​​ ​‌​ ‌‍​ ​ ​ ‍‌​ ‌‌‌‍​ ​ ‍‌‌‍‌‍​ ​​​ ‌‍​‍‌‍‌ ‌​‌ ‍‌‌ ​​‌‍‌‌​ ‌‌ ​ ‌‍‍‌‌ ‌​‌‍‌‌‌‌​​‌‍​‌‌‍‌ ‌‍‌‌​‍‌‍‌ ​​‌‍​‌‌ ‌​‌‍‍​​ ‌‌ ​​‌‍​‌‌‍‌ ‌‍‌‌‌​​‍‌ ‌‌‌‍‍‌‌‍ ​‌‍‌​‌‍‌‌‌ ​‍​‍‌‌​ ‌‌‌​​‍‌‌ ‌‍‍ ‌‍‌‌‌ ‍‌​‍‌‌​ ​ ‌​‌​​‍‌‌​ ​ ‌​‌​​‍‌‌​ ​‍​ ​‍​ ‌‍​ ‍​​ ‌‌​ ​ ​ ​‍​ ‌​​ ​ ‌‍​‌‌‍‌​​ ​​‌‍‌​​ ​​​‍‌‌​ ​‍​ ​‍​‍‌‌​ ‌‌‌​‌​​‍ ‍‌‍​ ‌‍ ‌‍ ‍‌ ‌​‌‍‌‌‌‍ ‍‌ ‌​​‍‌‌​ ‌‌‌​​‍‌‌ ‌‍‍ ‌‍‌‌‌ ‍‌​‍‌‌​ ​ ‌​‌​​‍‌‌​ ​ ‌​‌​​‍‌‌​ ​‍​ ​‍​ ​‍‌‍‌​​ ​​​ ‍​‌‍​‍​ ‌​​ ​‌​ ​‍‌‍‌‍​ ​ ​ ‍​‌‍​‌​‍‌‌​ ​‍​ ​‍​‍‌‌​ ‌‌‌​‌​​‍ ‍‌‍​ ‌‍‍​‌‍‍‌‌‍ ​‌‍‌​‌ ​‍‌‍‌‌‌‍ ‍​‍‌‌​ ‌‌‌​​‍‌‌ ‌‍‍ ‌‍‌‌‌ ‍‌​‍‌‌​ ​ ‌​‌​​‍‌‌​ ​ ‌​‌​​‍‌‌​ ​‍​ ​‍​ ‌ ​ ‌ ​ ‍‌​ ‌​​ ​‌​ ​ ​ ‍‌​ ‌ ‌‍​‌‌‍‌‌​ ​​‌‍‌‌​‍‌‌​ ​‍​ ​‍​‍‌‌​ ‌‌‌​‌​​‍ ‍‌ ‌​‌‍‌‌‌ ‍​‌ ‌​​‍‌‍‌ ​​‌‍‌‌‌ ​‍‌ ​ ‌ ​​‌‍‌‌‌‍​ ‌ ‌​‌‍‍‌‌ ‌‍‌‍‌‌​ ‌‌ ​​‌ ‌‌‌‍​‍‌‍ ​‌‍‍‌‌ ​ ‌‍‍​‌‍‌‌‌‍‌​​‍​‍‌ ‌